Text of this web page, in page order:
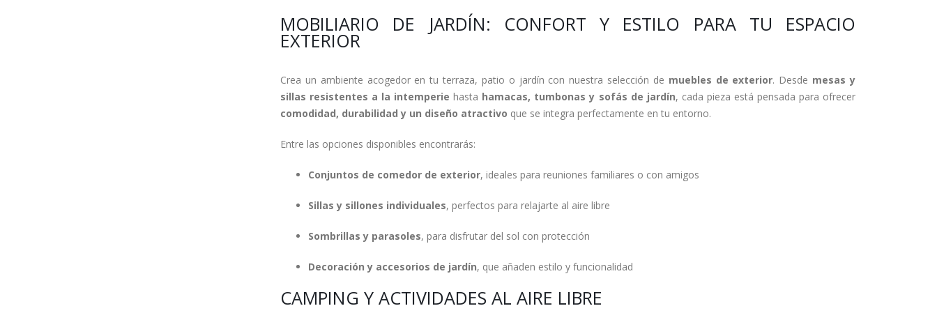
MOBILIARIO DE JARDÍN: CONFORT Y ESTILO PARA TU ESPACIO
EXTERIOR
Crea un ambiente acogedor en tu terraza, patio o jardín con nuestra selección de muebles de exterior. Desde mesas y
sillas resistentes a la intemperie hasta hamacas, tumbonas y sofás de jardín, cada pieza está pensada para ofrecer
comodidad, durabilidad y un diseño atractivo que se integra perfectamente en tu entorno.
Entre las opciones disponibles encontrarás:
Conjuntos de comedor de exterior, ideales para reuniones familiares o con amigos
Sillas y sillones individuales, perfectos para relajarte al aire libre
Sombrillas y parasoles, para disfrutar del sol con protección
Decoración y accesorios de jardín, que añaden estilo y funcionalidad
CAMPING Y ACTIVIDADES AL AIRE LIBRE